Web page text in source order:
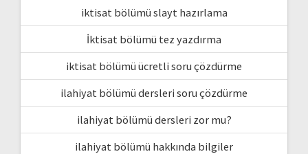
iktisat bölümü slayt hazırlama
İktisat bölümü tez yazdırma
iktisat bölümü ücretli soru çözdürme
ilahiyat bölümü dersleri soru çözdürme
ilahiyat bölümü dersleri zor mu?
ilahiyat bölümü hakkında bilgiler